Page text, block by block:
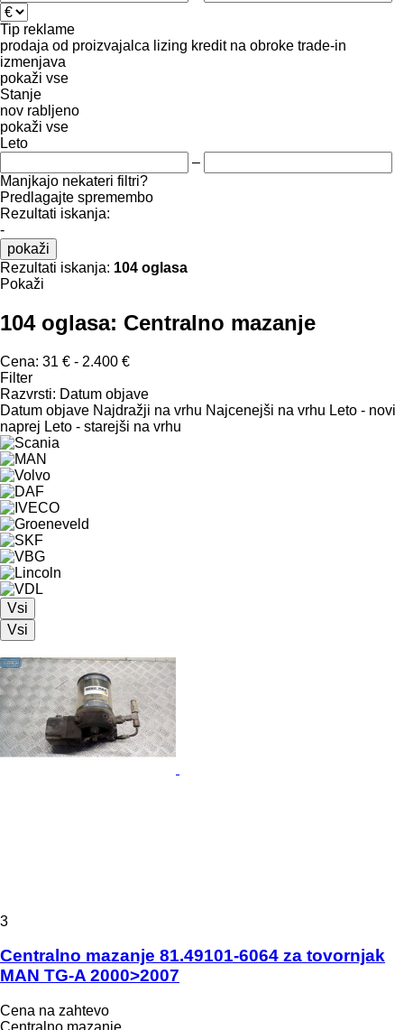
Tip reklame
prodaja od proizvajalca lizing kredit na obroke trade-in
izmenjava
pokaži vse
Stanje
nov rabljeno
pokaži vse
Leto
–
Manjkajo nekateri filtri?
Predlagajte spremembo
Rezultati iskanja:
-
pokaži
Rezultati iskanja: 104 oglasa
Pokaži
104 oglasa: Centralno mazanje
Cena: 31 € - 2.400 €
Filter
Razvrsti: Datum objave
Datum objave Najdražji na vrhu Najcenejši na vrhu Leto - novi
naprej Leto - starejši na vrhu
Vsi
Vsi
3
Centralno mazanje 81.49101-6064 za tovornjak
MAN TG-A 2000>2007
Cena na zahtevo